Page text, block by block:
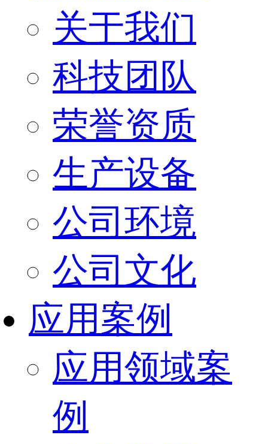
关于我们
科技团队
荣誉资质
生产设备
公司环境
公司文化
应用案例
应用领域案
例